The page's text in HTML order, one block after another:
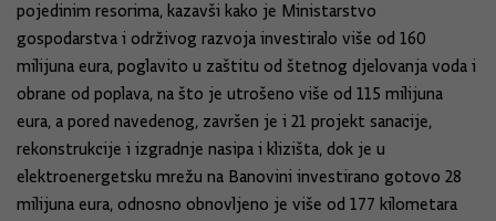
pojedinim resorima, kazavši kako je Ministarstvo
gospodarstva i održivog razvoja investiralo više od 160
milijuna eura, poglavito u zaštitu od štetnog djelovanja voda i
obrane od poplava, na što je utrošeno više od 115 milijuna
eura, a pored navedenog, završen je i 21 projekt sanacije,
rekonstrukcije i izgradnje nasipa i klizišta, dok je u
elektroenergetsku mrežu na Banovini investirano gotovo 28
milijuna eura, odnosno obnovljeno je više od 177 kilometara